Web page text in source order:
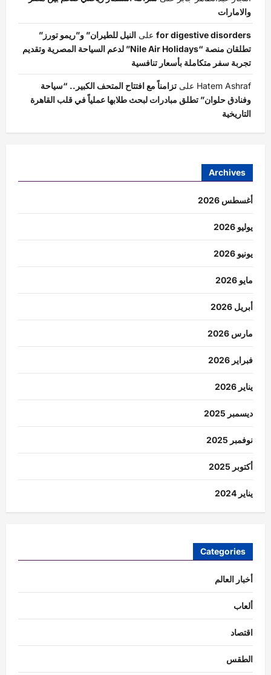
والامارات
for digestive disorders على النيل للطيران” و”ريمو تورز”
تطلقان منصة “Nile Air Holidays” لدعم السياحة المصرية وتقديم
تجربة سفر متكاملة بأسعار تنافسية
Hatem Ashraf على تزامناً مع افتتاح المتحف الكبير.. “سياحة
وفنادق حلوان” تطلق مبادرات لبحث طلابها عملياً في قلب القاهرة
التاريخية
Archives
أغسطس 2026
يوليو 2026
يونيو 2026
مايو 2026
أبريل 2026
مارس 2026
فبراير 2026
يناير 2026
ديسمبر 2025
نوفمبر 2025
أكتوبر 2025
يناير 2024
Categories
أخبار العالم
ألعاب
اقتصاد
الطقس